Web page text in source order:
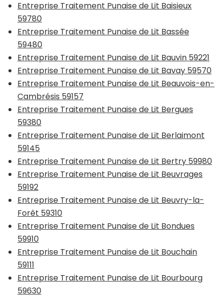
Entreprise Traitement Punaise de Lit Baisieux
59780
Entreprise Traitement Punaise de Lit Bassée
59480
Entreprise Traitement Punaise de Lit Bauvin 59221
Entreprise Traitement Punaise de Lit Bavay 59570
Entreprise Traitement Punaise de Lit Beauvois-en-
Cambrésis 59157
Entreprise Traitement Punaise de Lit Bergues
59380
Entreprise Traitement Punaise de Lit Berlaimont
59145
Entreprise Traitement Punaise de Lit Bertry 59980
Entreprise Traitement Punaise de Lit Beuvrages
59192
Entreprise Traitement Punaise de Lit Beuvry-la-
Forêt 59310
Entreprise Traitement Punaise de Lit Bondues
59910
Entreprise Traitement Punaise de Lit Bouchain
59111
Entreprise Traitement Punaise de Lit Bourbourg
59630